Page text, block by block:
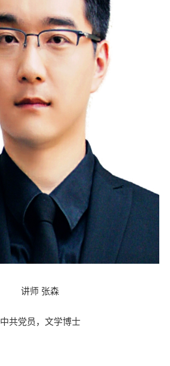
讲师 张森
中共党员，文学博士